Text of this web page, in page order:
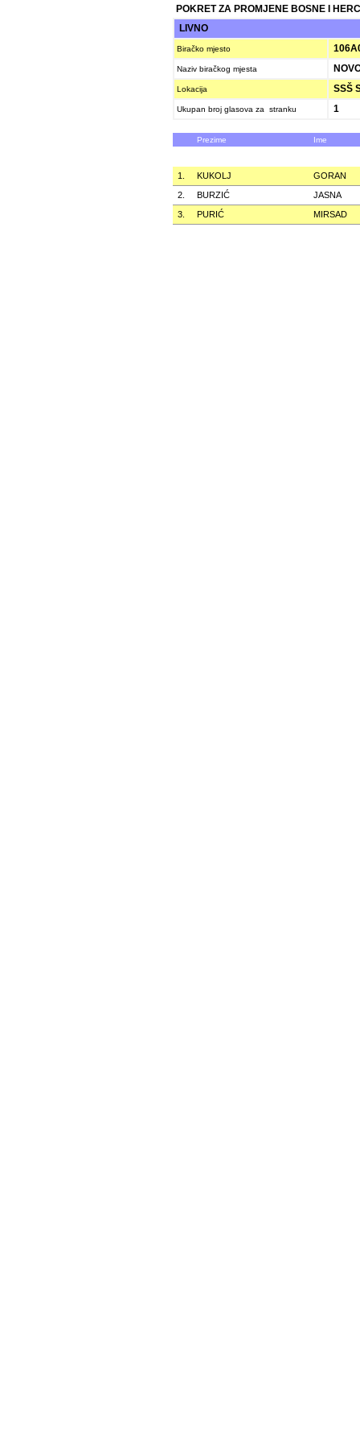
POKRET ZA PROMJENE BOSNE I
LIVNO
Biračko mjesto
Naziv biračkog mjesta
Lokacija SSŠ
Ukupan broj glasova za stranku 1
Prezime Ime
1. KUKOLJ
GORAN
2.
BURZIĆ
JASNA
3.
PURIĆ MIRSAD